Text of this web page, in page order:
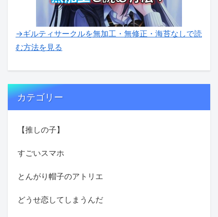
→ギルティサークルを無加工・無修正・海苔なしで読
む方法を見る
カテゴリー
【推しの子】
すごいスマホ
とんがり帽子のアトリエ
どうせ恋してしまうんだ